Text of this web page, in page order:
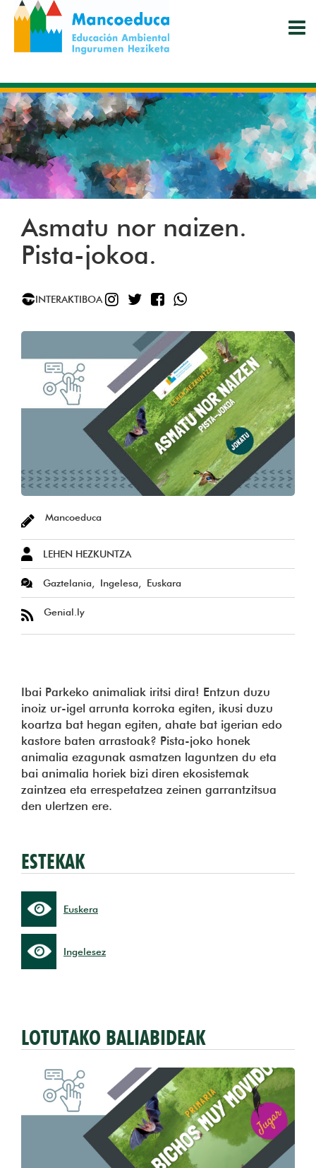
Skip
content
Asmatu nor naizen.
Pista-jokoa.
INTERAKTIBOA
Mancoeduca
LEHEN HEZKUNTZA
Gaztelania Ingelesa Euskara
Genial.ly
Ibai Parkeko animaliak iritsi dira! Entzun duzu
inoiz ur-igel arrunta korroka egiten, ikusi duzu
koartza bat hegan egiten, ahate bat igerian edo
kastore baten arrastoak? Pista-joko honek
animalia ezagunak asmatzen laguntzen du eta
bai animalia horiek bizi diren ekosistemak
zaintzea eta errespetatzea zeinen garrantzitsua
den ulertzen ere.
ESTEKAK
Euskera
Ingelesez
LOTUTAKO BALIABIDEAK